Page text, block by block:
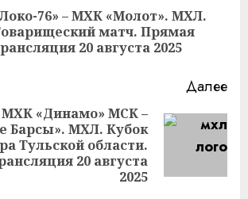
76» – МХК «Молот». МХЛ.
матч. Прямая
20 августа 2025
Далее
МХК «Динамо» МСК –
Барсы». МХЛ. Кубок
Тульской области.
20 августа
2025